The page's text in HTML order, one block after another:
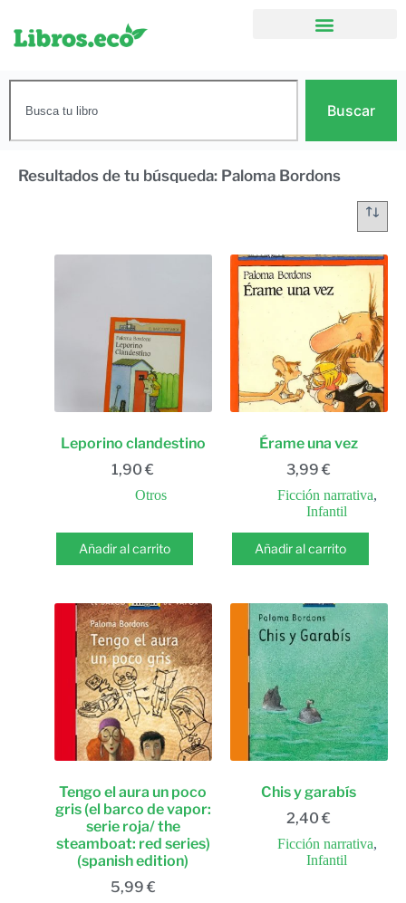
Buscar
Resultados de tu búsqueda: Paloma Bordons
Leporino clandestino
1,90€
Otros
Añadir al carrito
Érame una vez
3,99€
Ficción narrativa,
Infantil
Añadir al carrito
Tengo el aura un poco
gris (el barco de vapor:
serie roja/ the
steamboat: red series)
(spanish edition)
5,99 €
Chis y garabís
2,40€
Ficción narrativa,
Infantil